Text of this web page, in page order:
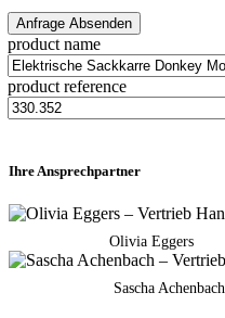
product name
product reference
Ihre Ansprechpartner
Olivia Eggers
Sascha Achenbach